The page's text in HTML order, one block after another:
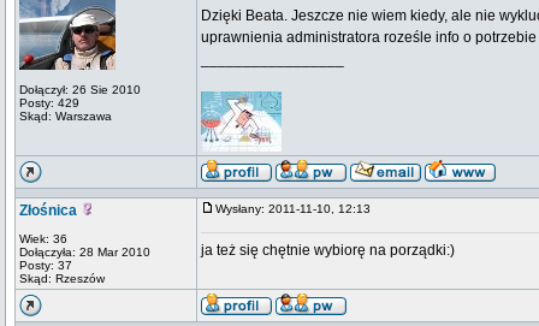
Dołączył: 26 Sie 2010
Posty: 429
Skąd: Warszawa
Dzięki Beata. Jeszcze nie wiem kiedy, ale nie
uprawnienia administratora roześle info o
Złośnica
Wiek: 36
Dołączyła: 28 Mar 2010
Posty: 37
Skąd: Rzeszów
Wysłany: 2011-11-10, 12:13
ja też się chętnie wybiorę na porządki:)